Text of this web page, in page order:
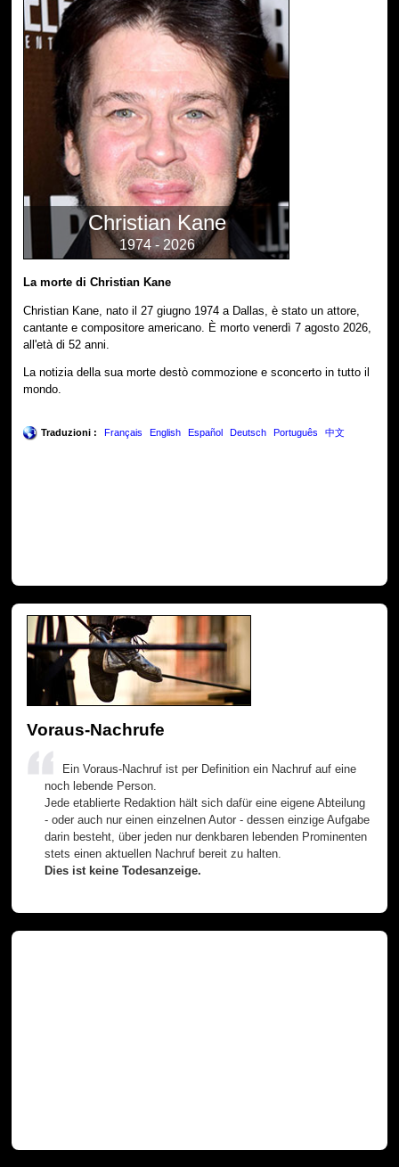
Christian Kane
1974 - 2026
La morte di Christian Kane
Christian Kane, nato il 27 giugno 1974 a Dallas, è stato un attore,
cantante e compositore americano. È morto venerdì 7 agosto 2026,
all'età di 52 anni.
La notizia della sua morte destò commozione e sconcerto in tutto il
mondo.
Traduzioni : Français English Español Deutsch Português 中文
Voraus-Nachrufe
Ein Voraus-Nachruf ist per Definition ein Nachruf auf eine
noch lebende Person.
Jede etablierte Redaktion hält sich dafür eine eigene Abteilung
- oder auch nur einen einzelnen Autor - dessen einzige Aufgabe
darin besteht, über jeden nur denkbaren lebenden Prominenten
stets einen aktuellen Nachruf bereit zu halten.
Dies ist keine Todesanzeige.